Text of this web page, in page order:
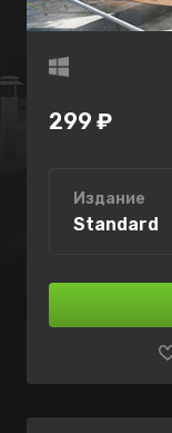
299 ₽
Издание
Standard